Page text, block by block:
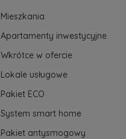
Mieszkania
Apartamenty inwestycyjne
Wkrótce w ofercie
Lokale usługowe
Pakiet ECO
System smart home
Pakiet antysmogowy